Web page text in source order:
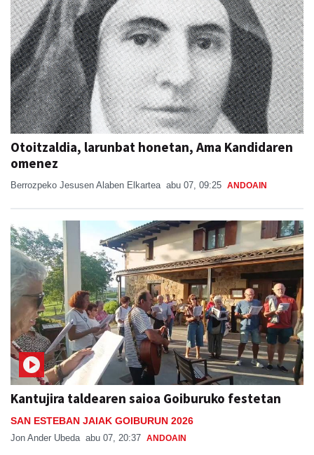
Otoitzaldia, larunbat honetan, Ama Kandidaren
omenez
Berrozpeko Jesusen Alaben Elkartea abu 07, 09:25 ANDOAIN
Kantujira taldearen saioa Goiburuko festetan
SAN ESTEBAN JAIAK GOIBURUN 2026
Jon Ander Ubeda abu 07, 20:37 ANDOAIN